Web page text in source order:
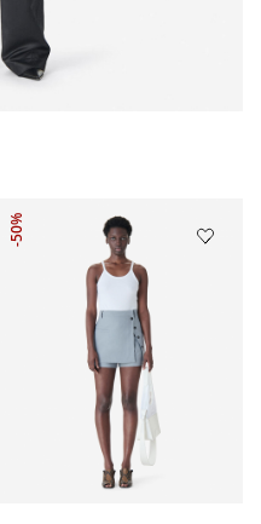
-50%